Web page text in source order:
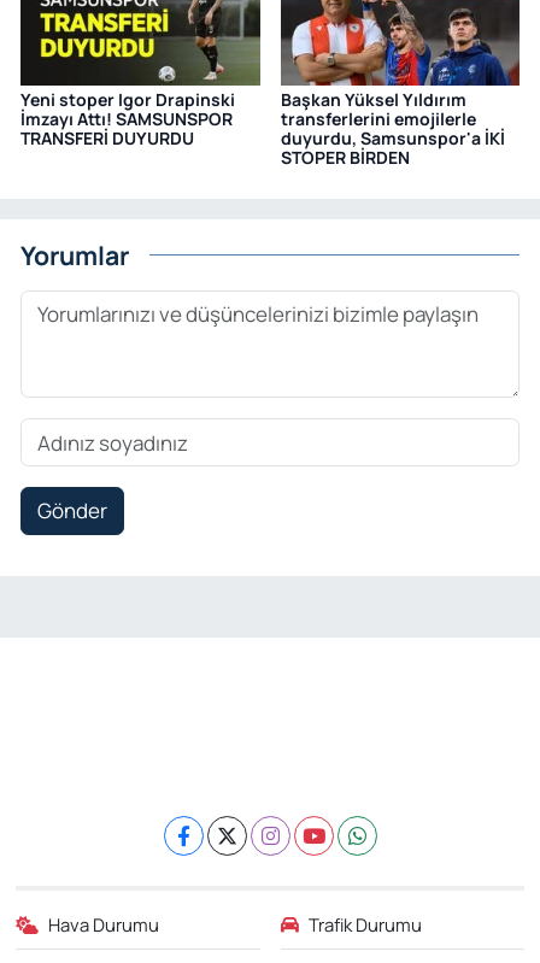
Yeni stoper Igor Drapinski
İmzayı Attı! SAMSUNSPOR
TRANSFERİ DUYURDU
Başkan Yüksel Yıldırım
transferlerini emojilerle
duyurdu, Samsunspor'a İKİ
STOPER BİRDEN
Yorumlar
Gönder
Hava Durumu Trafik Durumu